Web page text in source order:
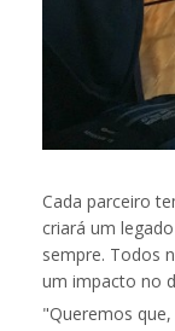
Cada parceiro
criará um
sempre. Todos
um impacto no
"Queremos